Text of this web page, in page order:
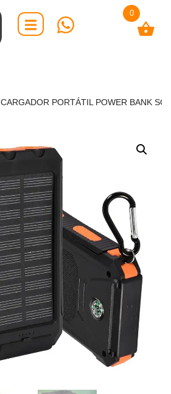
CARGADOR PORTÁTIL POWER BANK
0